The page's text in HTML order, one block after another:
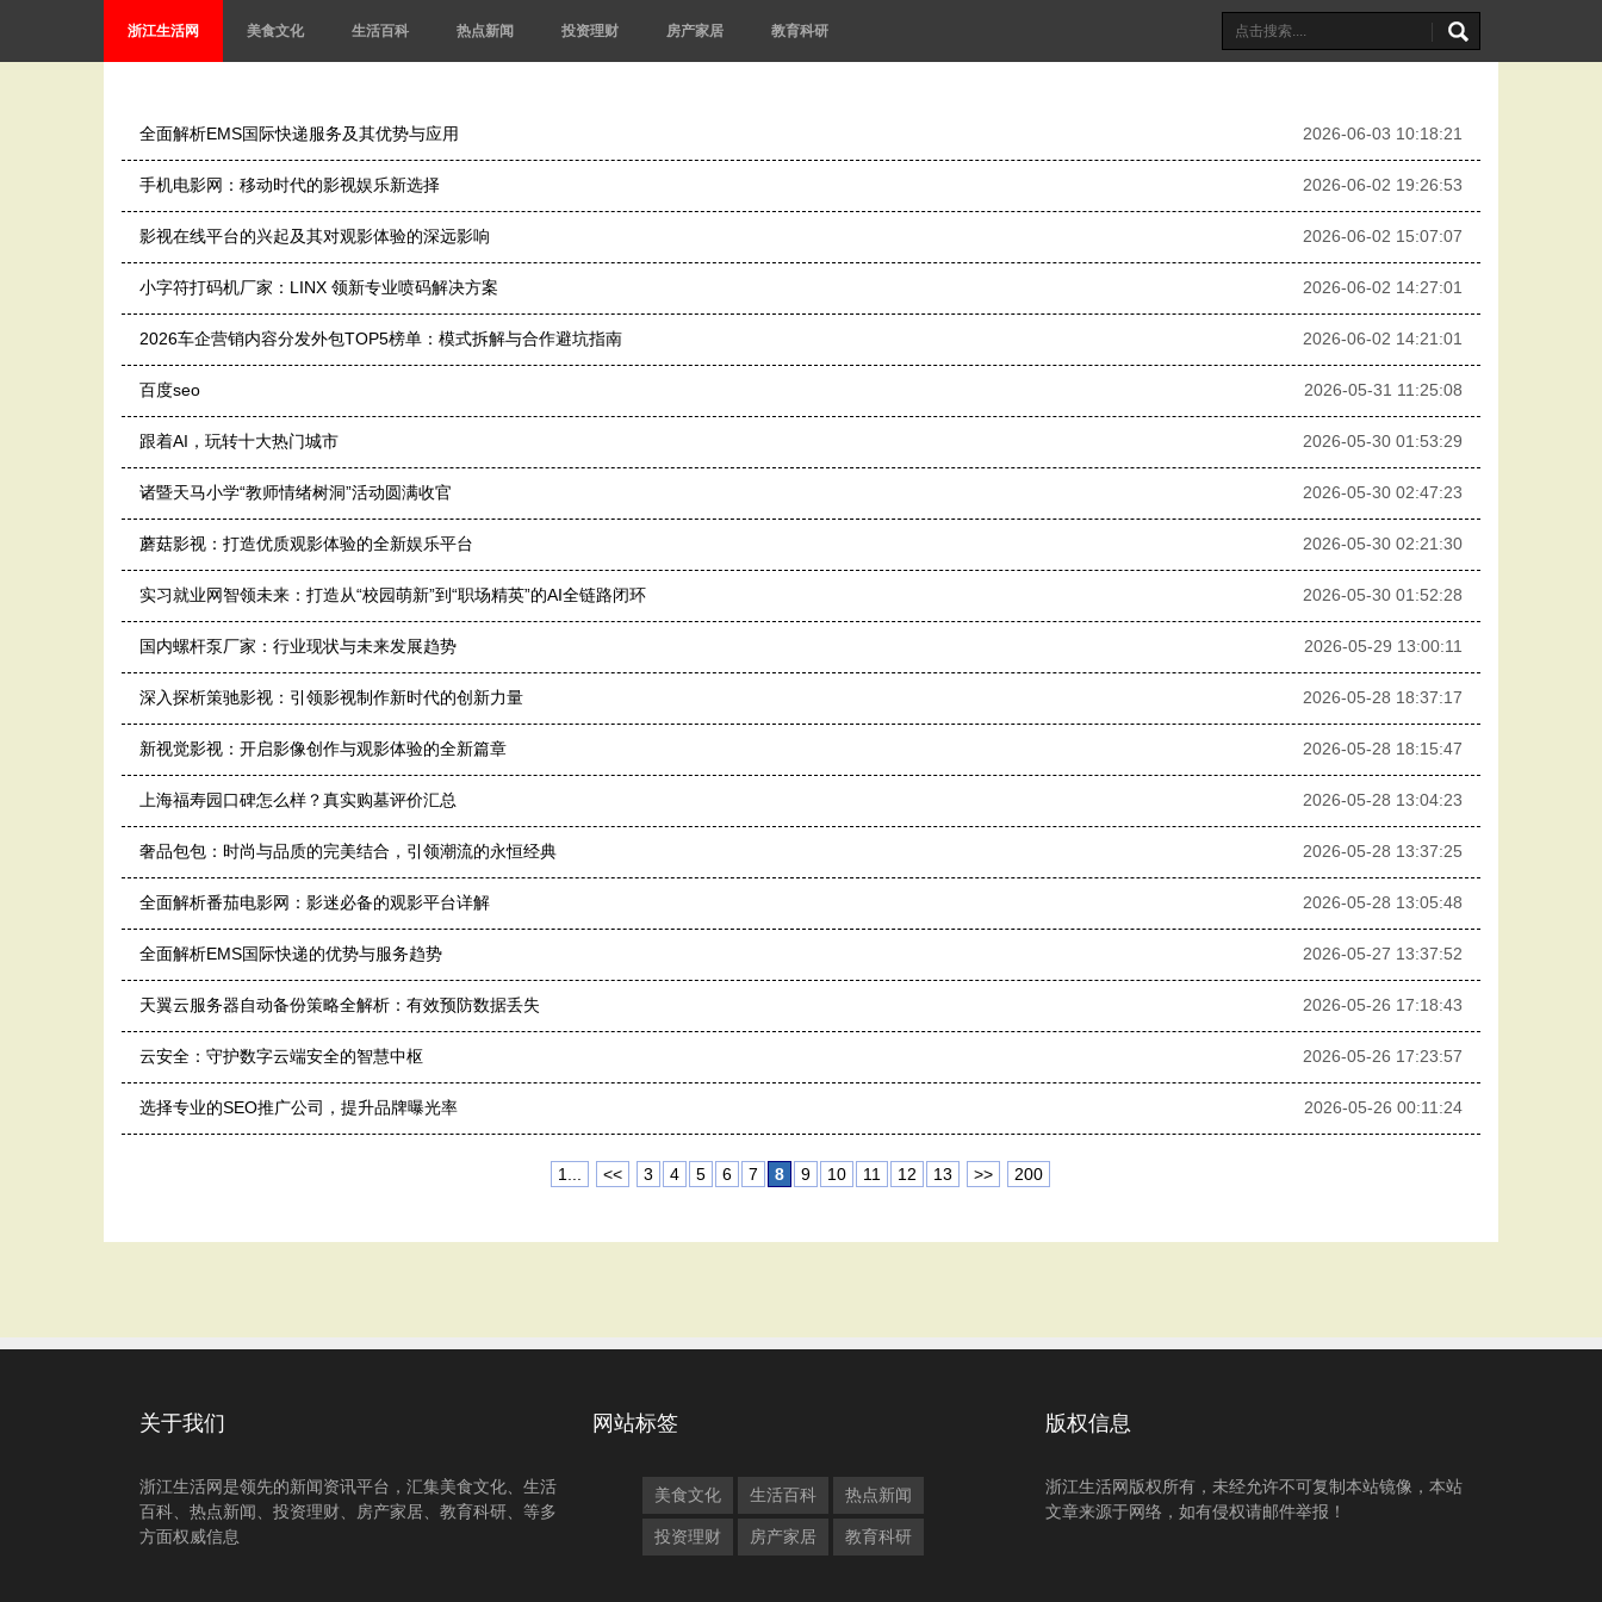
浙江生活网 美食文化 生活百科 热点新闻 投资理财 房产家居 教育科研
全面解析EMS国际快递服务及其优势与应用 2026-06-03 10:18:21
手机电影网：移动时代的影视娱乐新选择 2026-06-02 19:26:53
影视在线平台的兴起及其对观影体验的深远影响 2026-06-02 15:07:07
小字符打码机厂家：LINX 领新专业喷码解决方案 2026-06-02 14:27:01
2026车企营销内容分发外包TOP5榜单：模式拆解与合作避坑指南 2026-06-02 14:21:01
百度seo 2026-05-31 11:25:08
跟着AI，玩转十大热门城市 2026-05-30 01:53:29
诸暨天马小学“教师情绪树洞”活动圆满收官 2026-05-30 02:47:23
蘑菇影视：打造优质观影体验的全新娱乐平台 2026-05-30 02:21:30
实习就业网智领未来：打造从“校园萌新”到“职场精英”的AI全链路闭环 2026-05-30 01:52:28
国内螺杆泵厂家：行业现状与未来发展趋势 2026-05-29 13:00:11
深入探析策驰影视：引领影视制作新时代的创新力量 2026-05-28 18:37:17
新视觉影视：开启影像创作与观影体验的全新篇章 2026-05-28 18:15:47
上海福寿园口碑怎么样？真实购墓评价汇总 2026-05-28 13:04:23
奢品包包：时尚与品质的完美结合，引领潮流的永恒经典 2026-05-28 13:37:25
全面解析番茄电影网：影迷必备的观影平台详解 2026-05-28 13:05:48
全面解析EMS国际快递的优势与服务趋势 2026-05-27 13:37:52
天翼云服务器自动备份策略全解析：有效预防数据丢失 2026-05-26 17:18:43
云安全：守护数字云端安全的智慧中枢 2026-05-26 17:23:57
选择专业的SEO推广公司，提升品牌曝光率 2026-05-26 00:11:24
1... << 3 4 5 6 7 8 9 10 11 12 13 >> 200
关于我们
浙江生活网是领先的新闻资讯平台，汇集美食文化、生活
百科、热点新闻、投资理财、房产家居、教育科研、等多
方面权威信息
网站标签
美食文化 生活百科 热点新闻
投资理财 房产家居 教育科研
版权信息
浙江生活网版权所有，未经允许不可复制本站镜像，本站
文章来源于网络，如有侵权请邮件举报！